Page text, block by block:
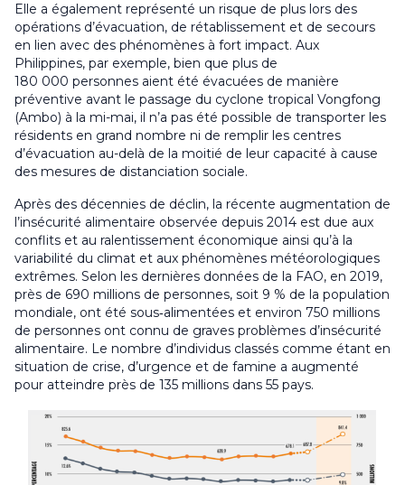
Elle a également représenté un risque de plus lors des
opérations d’évacuation, de rétablissement et de secours
en lien avec des phénomènes à fort impact. Aux
Philippines, par exemple, bien que plus de
180 000 personnes aient été évacuées de manière
préventive avant le passage du cyclone tropical Vongfong
(Ambo) à la mi-mai, il n’a pas été possible de transporter les
résidents en grand nombre ni de remplir les centres
d’évacuation au-delà de la moitié de leur capacité à cause
des mesures de distanciation sociale.
Après des décennies de déclin, la récente augmentation de
l’insécurité alimentaire observée depuis 2014 est due aux
conflits et au ralentissement économique ainsi qu’à la
variabilité du climat et aux phénomènes météorologiques
extrêmes. Selon les dernières données de la FAO, en 2019,
près de 690 millions de personnes, soit 9 % de la population
mondiale, ont été sous‑alimentées et environ 750 millions
de personnes ont connu de graves problèmes d’insécurité
alimentaire. Le nombre d’individus classés comme étant en
situation de crise, d’urgence et de famine a augmenté
pour atteindre près de 135 millions dans 55 pays.